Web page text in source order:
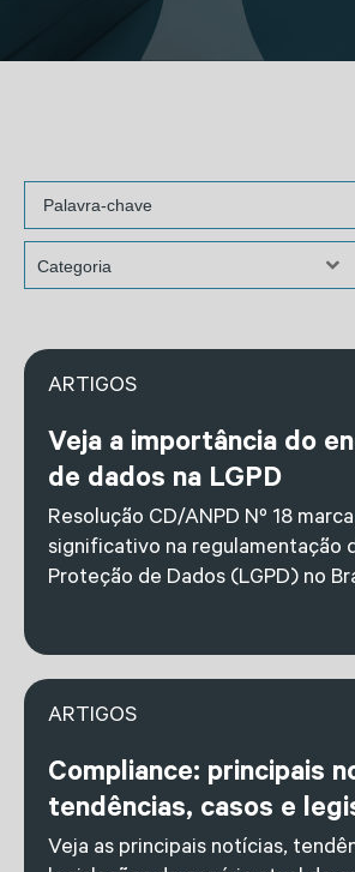
ARTIGOS
Veja a importância do
de dados na LGPD
Resolução CD/ANPD Nº 18
significativo na regulamentação
Proteção de Dados (LGPD) no
ARTIGOS
Compliance: principais
tendências, casos e
Veja as principais notícias,